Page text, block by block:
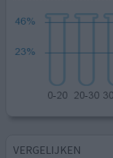
VERGELIJKEN